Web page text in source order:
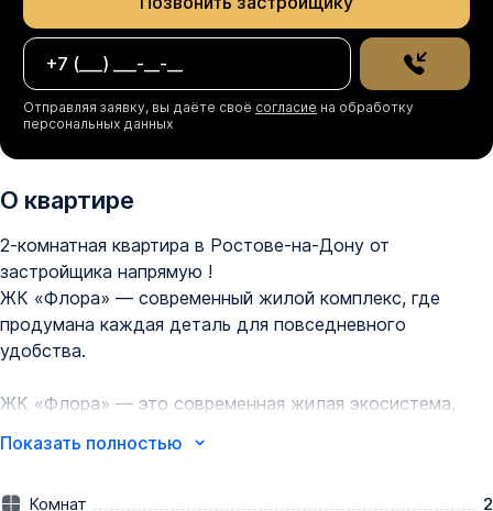
Отправляя заявку, вы даёте своё согласие на обработку
персональных данных
О квартире
2-комнатная квартира в Ростове-на-Дону от
застройщика напрямую !
ЖК «Флора» — современный жилой комплекс, где
продумана каждая деталь для повседневного
удобства.
ЖК «Флора» — это современная жилая экосистема,
Продуманная архитектура, комфортная атмосфера и
Показать полностью
Комнат 2